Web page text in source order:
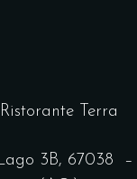
Ristorante Terra
3B, 67038 –